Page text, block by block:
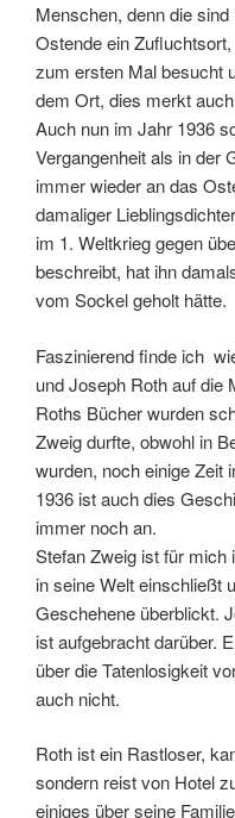
Menschen, denn die
Ostende ein
zum ersten Mal besucht
dem Ort, dies merkt
Auch nun im Jahr 1936
Vergangenheit als in der
immer wieder an das
damaliger
im 1. Weltkrieg gegen
beschreibt, hat ihn
vom Sockel geholt hätte.
Faszinierend finde ich
und Joseph Roth auf die
Roths Bücher wurden
Zweig durfte, obwohl in
wurden, noch einige Zeit
1936 ist auch dies
immer noch an.
Stefan Zweig ist für mich
in seine Welt einschließt
Geschehene überblickt.
ist aufgebracht darüber.
über die Tatenlosigkeit
auch nicht.
Roth ist ein Rastloser,
sondern reist von Hotel
einiges über seine